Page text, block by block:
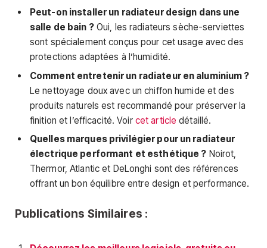
Peut-on installer un radiateur design dans une
salle de bain ?Oui, les radiateurs sèche-serviettes
sont spécialement conçus pour cet usage avec des
protections adaptées à l’humidité.
Comment entretenir un radiateur en aluminium ?
Le nettoyage doux avec un chiffon humide et des
produits naturels est recommandé pour préserver la
finition et l’efficacité. Voir cet article détaillé.
Quelles marques privilégier pour un radiateur
électrique performant et esthétique ? Noirot,
Thermor, Atlantic et DeLonghi sont des références
offrant un bon équilibre entre design et performance.
Publications Similaires :